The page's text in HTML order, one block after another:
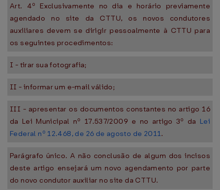
Art. 4º Exclusivamente no dia e horário previamente
agendado no site da CTTU, os novos condutores
auxiliares devem se dirigir pessoalmente à CTTU para
os seguintes procedimentos:
I - tirar sua fotografia;
II - informar um e-mail válido;
III - apresentar os documentos constantes no artigo 16
da Lei Municipal nº 17.537/2009 e no artigo 3º da Lei
Federal nº 12.468, de 26 de agosto de 2011.
Parágrafo único. A não conclusão de algum dos incisos
deste artigo ensejará um novo agendamento por parte
do novo condutor auxiliar no site da CTTU.